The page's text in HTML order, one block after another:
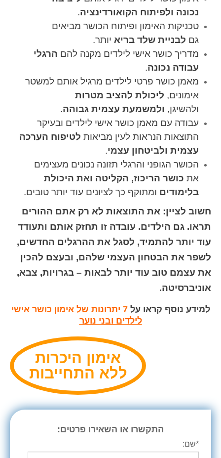
נכונה ולפיתוח הקואורדינציה.
טכניקות האימון ופיתוח הכושר מביאים
גם לבניית שלד בריא יותר.
מדריך כושר אישי לילדים מקנה להם הרגלי
עבודה נכונה.
מאמן כושר פרטי לילדים מרגיל אותם למשטר
אימונים, ליכולת להציב מטרות
ולהשיגן, ולמשמעת עצמית גבוהה.
עבודה עם מאמן כושר אישי לילדים ובעיקר
התוצאות הנראות לעין מביאות לטיפוח הערכה
עצמית ולביטחון עצמי.
הכושר הגופני והרגלי תזונה נכונים מעצימים
את כושר הריכוז, הקליטה ואת היכולת
בלימודים ומתוקף כך לציונים עוד יותר טובים.
חשוב לציין: את התוצאות לא רק אתם ההורים
תראו. גם הילדים. עובדה זו תחזק אותם ותעודד
עוד יותר להתמיד, לסגל את ההרגלים החדשים,
לשפר את הבטחון העצמי שלהם, ובעצם להכין
את עצמם טוב עוד יותר לבאות – בגרויות, צבא,
אוניברסיטה.
למידע נוסף קראו על
7 יתרונות של אימון כושר אישי
לילדים ובני נוער
אימון היכרות
ללא התחייבות
התקשרו או השאירו פרטים:
*שם: